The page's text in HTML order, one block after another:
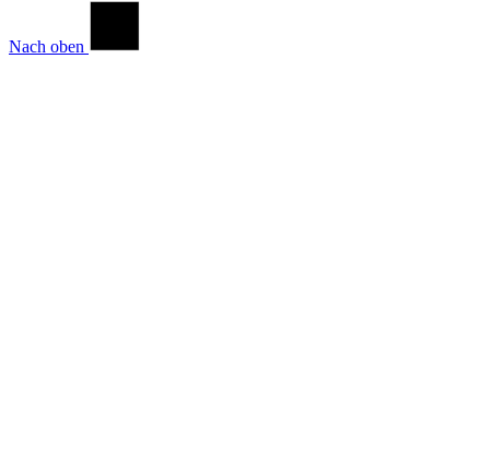
Nach oben